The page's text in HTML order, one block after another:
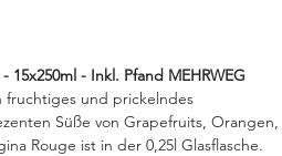
- Inkl. Pfand MEHRWEG
fruchtiges und prickelndes
Süße von Grapefruits, Orangen,
Rouge ist in der 0,25l Glasflasche.